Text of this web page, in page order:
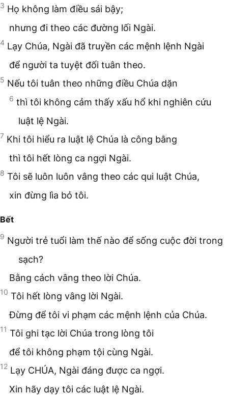
3 Họ không làm điều sái bậy;
nhưng đi theo các đường lối Ngài.
4 Lạy Chúa, Ngài đã truyền các mệnh lệnh Ngài
để người ta tuyệt đối tuân theo.
5 Nếu tôi tuân theo những điều Chúa dặn
6 thì tôi không cảm thấy xấu hổ khi nghiên cứu
luật lệ Ngài.
7 Khi tôi hiểu ra luật lệ Chúa là công bằng
thì tôi hết lòng ca ngợi Ngài.
8 Tôi sẽ luôn luôn vâng theo các qui luật Chúa,
xin đừng lìa bỏ tôi.
Bết
9 Người trẻ tuổi làm thế nào để sống cuộc đời trong
sạch?
Bằng cách vâng theo lời Chúa.
10 Tôi hết lòng vâng lời Ngài.
Đừng để tôi vi phạm các mệnh lệnh của Chúa.
11 Tôi ghi tạc lời Chúa trong lòng tôi
để tôi không phạm tội cùng Ngài.
12 Lạy CHÚA, Ngài đáng được ca ngợi.
Xin hãy dạy tôi các luật lệ Ngài.